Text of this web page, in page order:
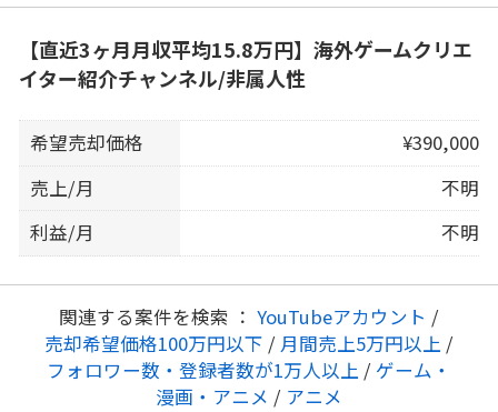
【直近3ヶ月月収平均15.8万円】海外ゲームクリエ
イター紹介チャンネル/非属人性
希望売却価格
¥390,000
売上/月
不明
利益/月
不明
関連する案件を検索 ： YouTubeアカウント /
売却希望価格100万円以下 / 月間売上5万円以上 /
フォロワー数・登録者数が1万人以上 / ゲーム・
漫画・アニメ / アニメ